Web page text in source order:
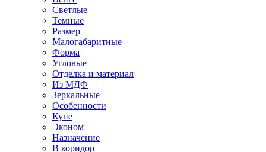
Светлые
Темные
Размер
Малогабаритные
Форма
Угловые
Отделка и материал
Из МДФ
Зеркальные
Особенности
Купе
Эконом
Назначение
В коридор